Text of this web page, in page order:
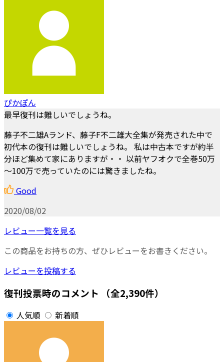
ぴかぽん
最早復刊は難しいでしょうね。
藤子不二雄Aランド、藤子F不二雄大全集が発売された中で
初代本の復刊は難しいでしょうね。 私は中古本ですが約半
分ほど集めて家にありますが・・ 以前ヤフオクで全巻50万
～100万で売っていたのには驚きましたね。
Good
2020/08/02
レビュー一覧を見る
この商品をお持ちの方、ぜひレビューをお書きください。
レビューを投稿する
復刊投票時のコメント （全2,390件）
人気順 新着順